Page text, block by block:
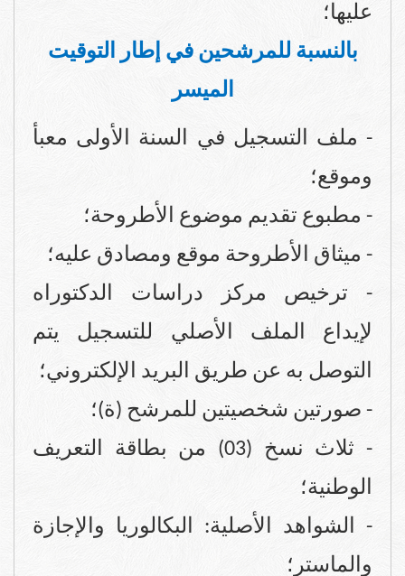
عليها؛
بالنسبة للمرشحين في إطار التوقيت
الميسر
- ملف التسجيل في السنة الأولى معبأ
وموقع؛
- مطبوع تقديم موضوع الأطروحة؛
- ميثاق الأطروحة موقع ومصادق عليه؛
- ترخيص مركز دراسات الدكتوراه
لإيداع الملف الأصلي للتسجيل يتم
التوصل به عن طريق البريد الإلكتروني؛
- صورتين شخصيتين للمرشح (ة)؛
- ثلاث نسخ (03) من بطاقة التعريف
الوطنية؛
- الشواهد الأصلية: البكالوريا والإجازة
والماستر؛